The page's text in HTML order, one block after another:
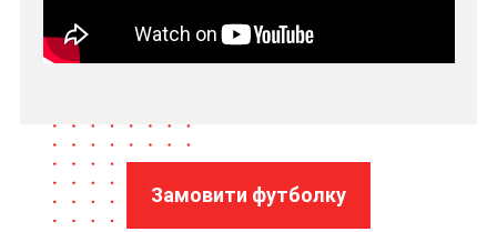
Замовити футболку